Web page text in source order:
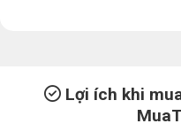
Lợi ích khi